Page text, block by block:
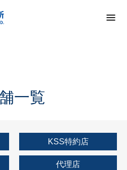
一覧
KSS特約店
代理店